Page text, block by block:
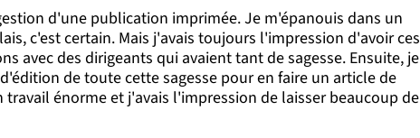
d'une publication imprimée. Je m'épanouis dans un
c'est certain. Mais j'avais toujours l'impression d'avoir ces
avec des dirigeants qui avaient tant de sagesse. Ensuite, je
de toute cette sagesse pour en faire un article de
travail énorme et j'avais l'impression de laisser beaucoup de